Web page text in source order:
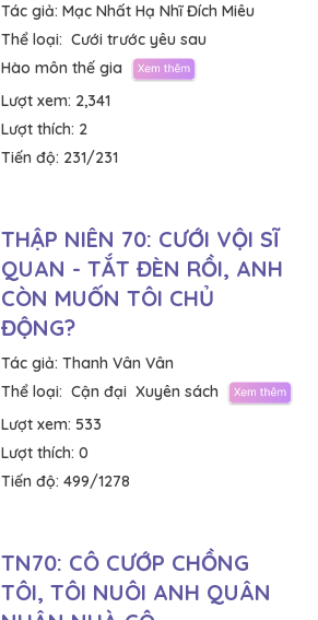
Tác giả: Mạc Nhất Hạ Nhĩ Đích Miêu
Thể loại: Cưới trước yêu sau
Hào môn thế gia
Lượt xem: 2,341
Lượt thích: 2
Tiến độ: 231/231
THẬP NIÊN 70: CƯỚI VỘI SĨ
QUAN - TẮT ĐÈN RỒI, ANH
CÒN MUỐN TÔI CHỦ
ĐỘNG?
Tác giả: Thanh Vân Vân
Thể loại: Cận đại Xuyên sách
Lượt xem: 533
Lượt thích: 0
Tiến độ: 499/1278
TN70: CÔ CƯỚP CHỒNG
TÔI, TÔI NUÔI ANH QUÂN